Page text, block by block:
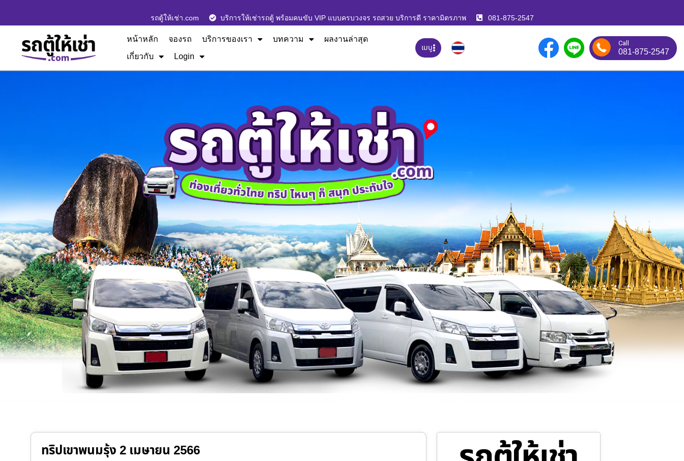
รถตู้ให้เช่า.com บริการให้เช่ารถตู้ พร้อมคนขับ VIP แบบครบวงจร รถสวย บริการดี ราคามิตรภาพ 081-875-2547
หน้าหลัก จองรถ บริการของเรา บทความ
ผลงานล่าสุด
เกี่ยวกับ
Login
เมนู Call
081-875-2547
ทริปเขาพนมรุ้ง 2 เมษายน 2566